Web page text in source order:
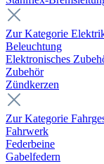
Zur Kategorie
Beleuchtung
Elektronisches
Zubehör
Zündkerzen
Zur Kategorie
Fahrwerk
Federbeine
Gabelfedern